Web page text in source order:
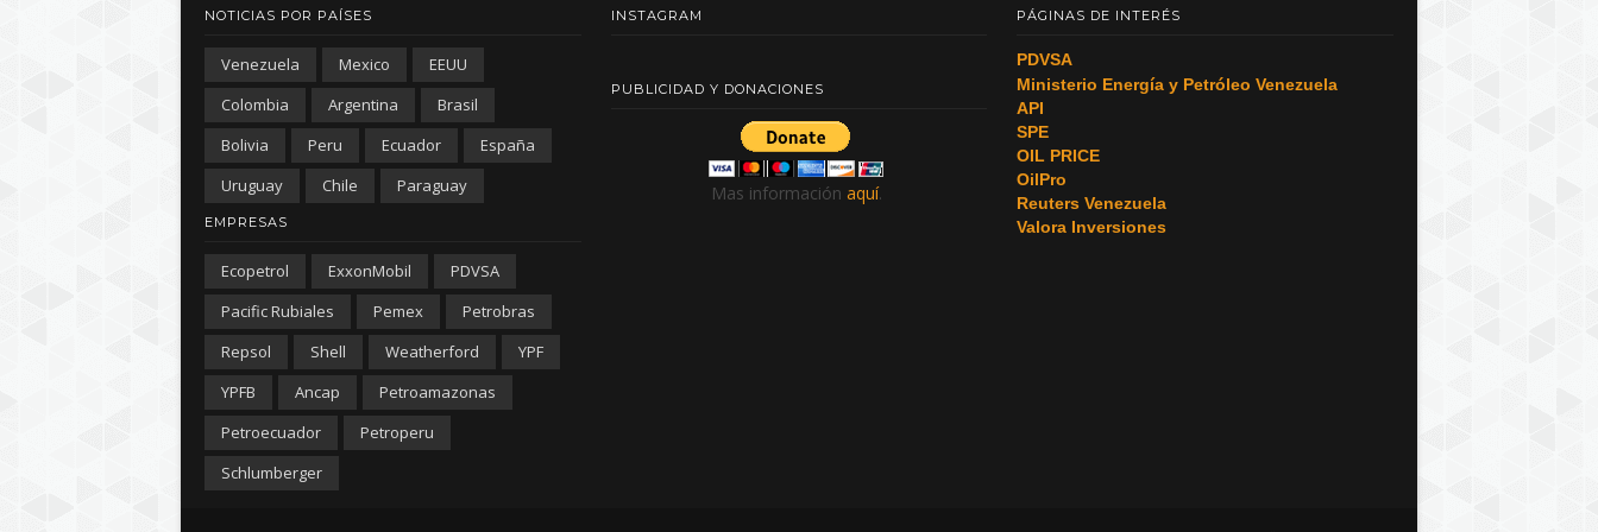
NOTICIAS POR PAÍSES
Venezuela Mexico
EEUU
Colombia
Argentina
Brasil
Bolivia
Peru Ecuador
España
Uruguay
Chile Paraguay
EMPRESAS
Ecopetrol ExxonMobil
PDVSA
Pacific Rubiales
Pemex
Petrobras
Repsol
Shell Weatherford
YPF
YPFB
Ancap
Petroamazonas
Petroecuador
Petroperu
Schlumberger
INSTAGRAM
PUBLICIDAD Y DONACIONES
Mas información aquí.
PÁGINAS DE INTERÉS
PDVSA
Ministerio Energía y Petróleo Venezuela
API
SPE
OIL PRICE
OilPro
Reuters Venezuela
Valora Inversiones